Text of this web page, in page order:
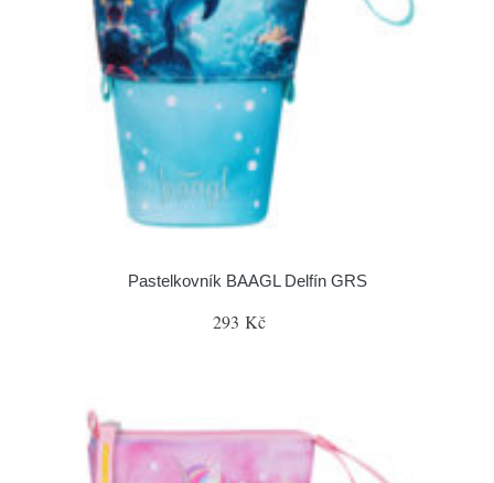
Pastelkovník BAAGL Delfín GRS
293 Kč